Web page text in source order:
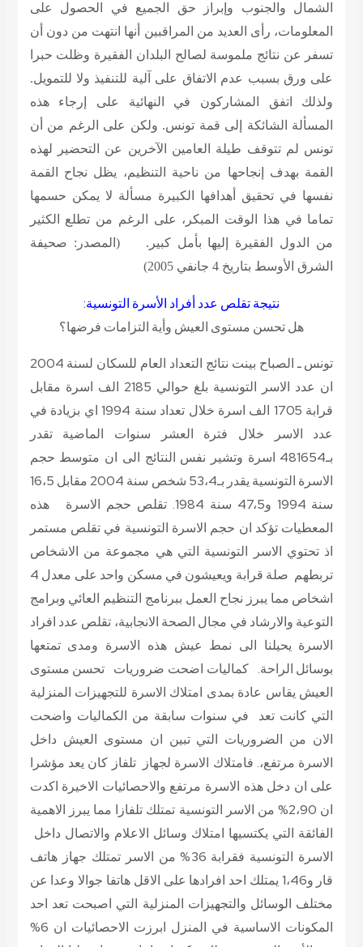
الشمال والجنوب وإبراز حق الجميع في الحصول على
المعلومات، رأى العديد من المراقبين أنها انتهت من دون أن
تسفر عن نتائج ملموسة لصالح البلدان الفقيرة وظلت حبرا
على ورق بسبب عدم الاتفاق على آلية للتنفيذ ولا للتمويل.
ولذلك اتفق المشاركون في النهائية على إرجاء هذه
المسألة الشائكة إلى قمة تونس. ولكن على الرغم من أن
تونس لم تتوقف طيلة العامين الآخرين عن التحضير لهذه
القمة بهدف إنجاحها من ناحية التنظيم، يظل نجاح القمة
نفسها في تحقيق أهدافها الكبيرة مسألة لا يمكن حسمها
تماما في هذا الوقت المبكر، على الرغم من تطلع الكثير
من الدول الفقيرة إليها بأمل كبير.(المصدر: صحيفة
الشرق الأوسط بتاريخ 4 جانفي 2005)
نتيجة تقلص عدد أفراد الأسرة التونسية:
هل تحسن مستوى العيش وأية التزامات فرضها؟
تونس ـ الصباح بينت نتائج التعداد العام للسكان لسنة 2004
ان عدد الاسر التونسية بلغ حوالي 2185 الف اسرة مقابل
قرابة 1705 الف اسرة خلال تعداد سنة 1994 اي بزيادة في
عدد الاسر خلال فترة العشر سنوات الماضية تقدر
بـ481654 اسرة وتشير نفس النتائج الى ان متوسط حجم
الاسرة التونسية يقدر بـ53،4 شخص سنة 2004 مقابل 16،5
سنة 1994 و47،5 سنة 1984. تقلص حجم الاسرة هذه
المعطيات تؤكد ان حجم الاسرة التونسية في تقلص مستمر
اذ تحتوي الاسر التونسية التي هي مجموعة من الاشخاص
تربطهم صلة قرابة ويعيشون في مسكن واحد على معدل 4
اشخاص مما يبرز نجاح العمل ببرنامج التنظيم العائي وبرامج
التوعية والارشاد في مجال الصحة الانجابية، تقلص عدد افراد
الاسرة يحيلنا الى نمط عيش هذه الاسرة ومدى تمتعها
بوسائل الراحة. كماليات اضحت ضروريات تحسن مستوى
العيش يقاس عادة بمدى امتلاك الاسرة للتجهيزات المنزلية
التي كانت تعد في سنوات سابقة من الكماليات واضحت
الان من الضروريات التي تبين ان مستوى العيش داخل
الاسرة مرتفع،. فامتلاك الاسرة لجهاز تلفاز كان يعد مؤشرا
على ان دخل هذه الاسرة مرتفع والاحصائيات الاخيرة اكدت
ان 2،90% من الاسر التونسية تمتلك تلفازا مما يبرز الاهمية
الفائقة التي يكتسيها امتلاك وسائل الاعلام والاتصال داخل
الاسرة التونسية فقرابة 36% من الاسر تمتلك جهاز هاتف
قار و1،46 يمتلك احد افرادها على الاقل هاتفا جوالا وعدا عن
مختلف الوسائل والتجهيزات المنزلية التي اصبحت تعد احد
المكونات الاساسية في المنزل ابرزت الاحصائيات ان 6%